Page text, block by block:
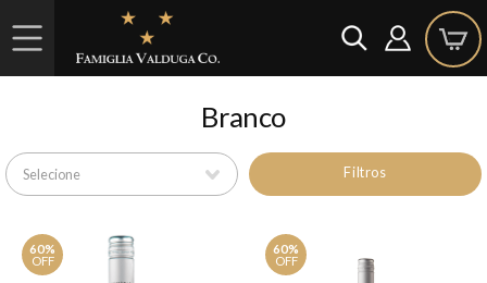
Branco
Filtros
60%
OFF
60%
OFF